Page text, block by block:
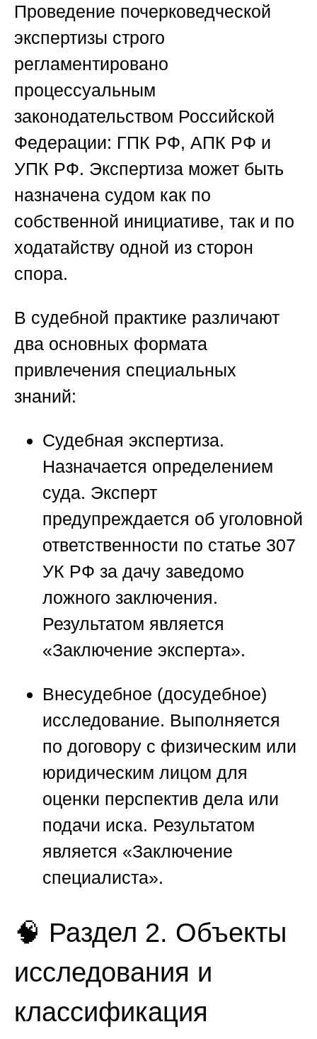
Проведение почерковедческой
экспертизы строго
регламентировано
процессуальным
законодательством Российской
Федерации: ГПК РФ, АПК РФ и
УПК РФ. Экспертиза может быть
назначена судом как по
собственной инициативе, так и по
ходатайству одной из сторон
спора.
В судебной практике различают
два основных формата
привлечения специальных
знаний:
Судебная экспертиза.
Назначается определением
суда. Эксперт
предупреждается об уголовной
ответственности по статье 307
УК РФ за дачу заведомо
ложного заключения.
Результатом является
«Заключение эксперта».
Внесудебное (досудебное)
исследование. Выполняется
по договору с физическим или
юридическим лицом для
оценки перспектив дела или
подачи иска. Результатом
является «Заключение
специалиста».
🧠 Раздел 2. Объекты
исследования и
классификация